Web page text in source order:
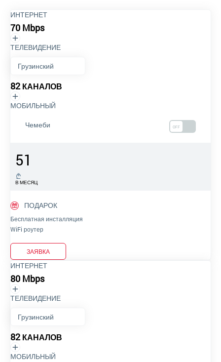
ИНТЕРНЕТ
70 Mbps
ТЕЛЕВИДЕНИЕ
82 КАНАЛОВ
МОБИЛЬНЫЙ
Чемеби OFF
51
В МЕСЯЦ
ПОДАРОК
Бесплатная инсталляция
WiFi роутер
ЗАЯВКА
ИНТЕРНЕТ
80 Mbps
ТЕЛЕВИДЕНИЕ
82 КАНАЛОВ
МОБИЛЬНЫЙ